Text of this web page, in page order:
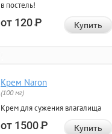
в постель!
от 120Р Купить
Крем Naron
(100 мг)
Крем для сужения влагалища
от 1500Р Купить